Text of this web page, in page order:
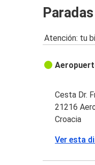
Atención: tu
Cesta Dr.
21216
Croacia
Ver esta